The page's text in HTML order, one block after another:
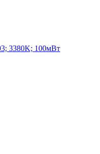
3380K; 100мВт